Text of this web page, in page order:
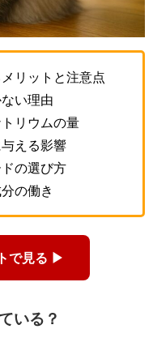
リットと注意点
い理由
リウムの量
える影響
の選び方
の働き
で見る ▶
いる？